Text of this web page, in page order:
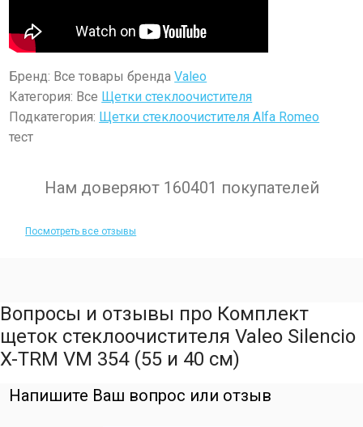
Бренд: Все товары брендаValeo
Категория: Все Щетки стеклоочистителя
Подкатегория: Щетки стеклоочистителя Alfa Romeo
тест
Нам доверяют 160401 покупателей
Посмотреть все отзывы
Вопросы и отзывы про Комплект
щеток стеклоочистителя Valeo Silencio
X-TRM VM 354 (55 и 40 см)
Напишите Ваш вопрос или отзыв